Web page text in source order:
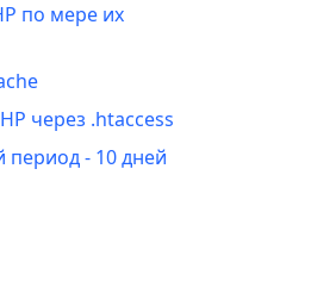
по мере их
через .htaccess
период - 10 дней